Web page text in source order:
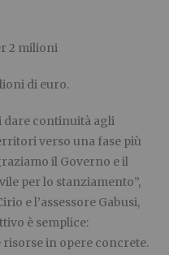
2 milioni
di euro.
dare continuità agli
verso una fase più
il Governo e il
per lo stanziamento”,
e l’assessore Gabusi,
è semplice:
in opere concrete.